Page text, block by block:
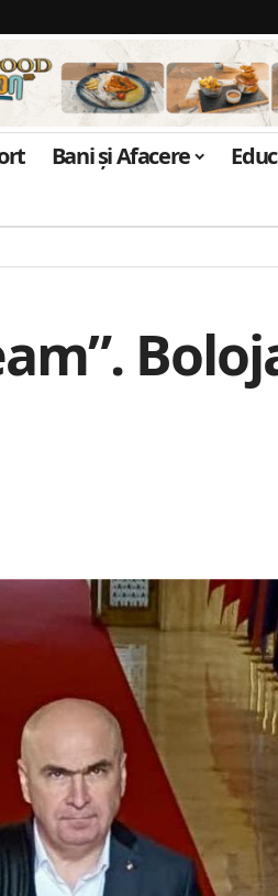
Bani și Afacere